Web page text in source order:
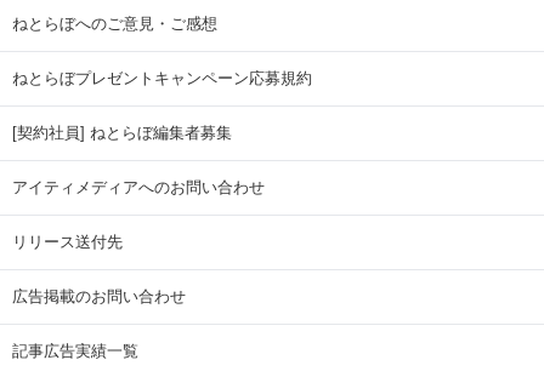
ねとらぼへのご意見・ご感想
ねとらぼプレゼントキャンペーン応募規約
[契約社員] ねとらぼ編集者募集
アイティメディアへのお問い合わせ
リリース送付先
広告掲載のお問い合わせ
記事広告実績一覧